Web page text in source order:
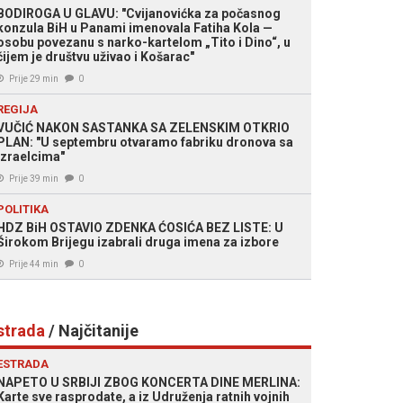
U GLAVU: "Cvijanovićka za počasnog
BiH u Panami imenovala Fatiha Kola —
povezanu s narko-kartelom „Tito i Dino“, u
je društvu uživao i Košarac"
Prije 29 min 0
NAKON SASTANKA SA ZELENSKIM OTKRIO
"U septembru otvaramo fabriku dronova sa
Prije 39 min 0
BiH OSTAVIO ZDENKA ĆOSIĆA BEZ LISTE: U
Brijegu izabrali druga imena za izbore
Prije 44 min 0
/ Najčitanije
U SRBIJI ZBOG KONCERTA DINE MERLINA:
sve rasprodate, a iz Udruženja ratnih vojnih